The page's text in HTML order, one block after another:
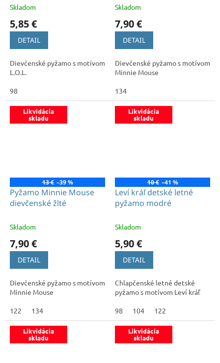
Skladom
5,85 €
DETAIL
Dievčenské pyžamo s motívom
L.O.L.
98
Skladom
7,90 €
DETAIL
Dievčenské pyžamo s motívom
Minnie Mouse
134
Likvidácia
skladu
13 € –39 %
Pyžamo Minnie Mouse
dievčenské žlté
Skladom
7,90 €
DETAIL
Dievčenské pyžamo s motívom
Minnie Mouse
122 134
Likvidácia
skladu
10 € –41 %
Leví kráľ detské letné
pyžamo modré
Skladom
5,90 €
DETAIL
Chlapčenské letné detské
pyžamo s motívom Leví kráľ
98 104 122
Likvidácia
skladu
Likvidácia
skladu